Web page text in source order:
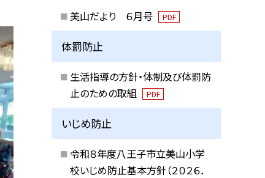
美山だより ６月号 PDF
体罰防止
生活指導の方針・体制及び体罰防
止のための取組
PDF
いじめ防止
令和８年度八王子市立美山小学
校いじめ防止基本方針（２０２６．